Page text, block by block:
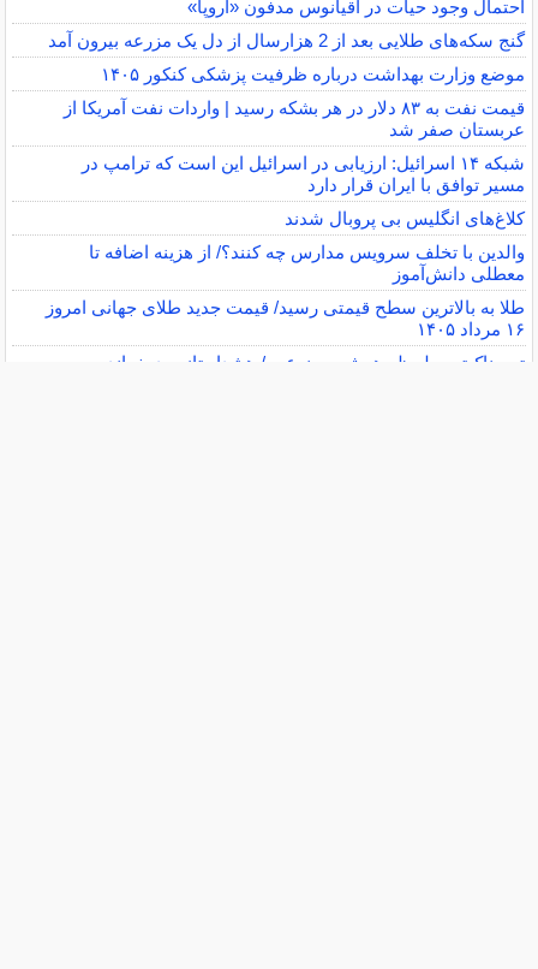
احتمال وجود حیات در اقیانوس مدفون «اروپا»
گنج سکه‌های طلایی بعد از 2 هزارسال از دل یک مزرعه بیرون آمد
موضع وزارت بهداشت درباره ظرفیت پزشکی کنکور ۱۴۰۵
قیمت نفت به ۸۳ دلار در هر بشکه رسید | واردات نفت آمریکا از
عربستان صفر شد
شبکه ۱۴ اسرائیل: ارزیابی در اسرائیل این است که ترامپ در
مسیر توافق با ایران قرار دارد
کلاغ‌های انگلیس بی پروبال شدند
والدین با تخلف سرویس مدارس چه کنند؟/ از هزینه اضافه تا
معطلی دانش‌آموز
طلا به بالاترین سطح قیمتی رسید/ قیمت جدید طلای جهانی امروز
۱۶ مرداد ۱۴۰۵
ترسناک‌ترین لحظه هوش مصنوعی / هشدار تازه پدرخوانده